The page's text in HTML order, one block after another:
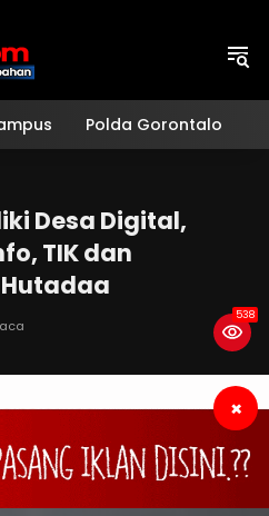
Polda Gorontalo
Desa Digital,
TIK dan
538
×